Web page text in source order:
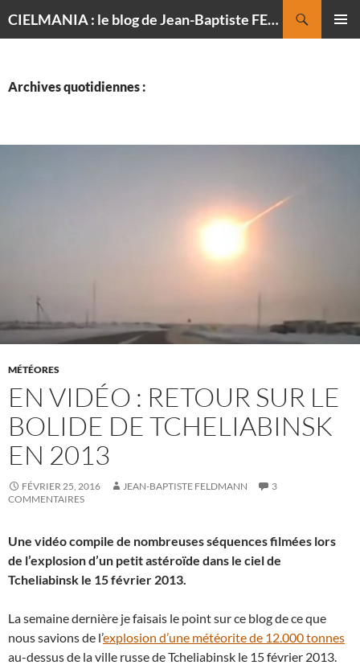
CIELMANIA : le blog de Jean-Baptiste FELDMANN, photographe du ciel
Archives quotidiennes :
MÉTÉORES
EN VIDÉO : RETOUR SUR LE
BOLIDE DE TCHELIABINSK
EN 2013
FÉVRIER 25, 2016 JEAN-BAPTISTE FELDMANN
3
COMMENTAIRES
Une vidéo compile de nombreuses séquences filmées lors
de l’explosion d’un petit astéroïde dans le ciel de
Tcheliabinsk le 15 février 2013.
La semaine dernière je faisais le point sur ce blog de ce que
nous savions de l’explosion d’une météorite de 12.000 tonnes
au-dessus de la ville russe de Tcheliabinsk le 15 février 2013.